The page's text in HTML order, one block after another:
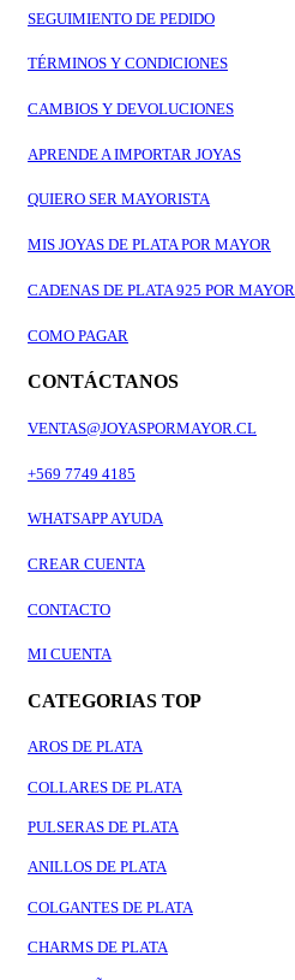
SEGUIMIENTO DE PEDIDO
TÉRMINOS Y CONDICIONES
CAMBIOS Y DEVOLUCIONES
APRENDE A IMPORTAR JOYAS
QUIERO SER MAYORISTA
MIS JOYAS DE PLATA POR MAYOR
CADENAS DE PLATA 925 POR MAYOR
COMO PAGAR
CONTÁCTANOS
VENTAS@JOYASPORMAYOR.CL
+569 7749 4185
WHATSAPP AYUDA
CREAR CUENTA
CONTACTO
MI CUENTA
CATEGORIAS TOP
AROS DE PLATA
COLLARES DE PLATA
PULSERAS DE PLATA
ANILLOS DE PLATA
COLGANTES DE PLATA
CHARMS DE PLATA